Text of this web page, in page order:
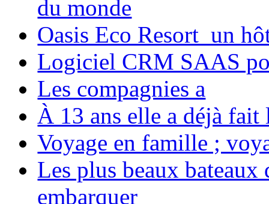
du monde
Oasis Eco Resort un
Logiciel CRM SAAS
Les compagnies a
À 13 ans elle a déjà
Voyage en famille ;
Les plus beaux bateaux
embarquer